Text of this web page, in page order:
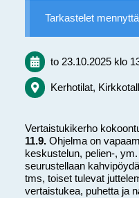
Tarkastelet
to 23.10.2025 klo
Kerhotilat,
Vertaistukikerho
11.9. Ohjelma on
keskustelun, pelien-,
seurustellaan
tms, toiset tulevat
vertaistukea, puhetta ja